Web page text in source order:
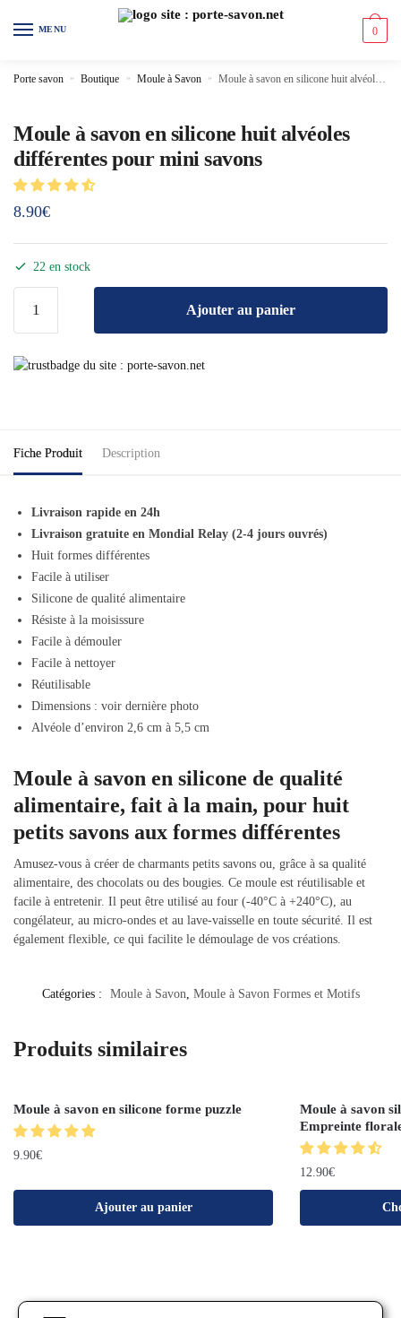
MENU 0
Porte savon » Boutique » Moule à Savon » Moule à savon en silicone huit alvéoles différentes pour mini savons
Moule à savon en silicone huit alvéoles
différentes pour mini savons
8.90€
22 en stock
Ajouter au panier
Fiche Produit Description
Livraison rapide en 24h
Livraison gratuite en Mondial Relay (2-4 jours ouvrés)
Huit formes différentes
Facile à utiliser
Silicone de qualité alimentaire
Résiste à la moisissure
Facile à démouler
Facile à nettoyer
Réutilisable
Dimensions : voir dernière photo
Alvéole d’environ 2,6 cm à 5,5 cm
Moule à savon en silicone de qualité
alimentaire, fait à la main, pour huit
petits savons aux formes différentes
Amusez-vous à créer de charmants petits savons ou, grâce à sa qualité
alimentaire, des chocolats ou des bougies. Ce moule est réutilisable et
facile à entretenir. Il peut être utilisé au four (-40°C à +240°C), au
congélateur, au micro-ondes et au lave-vaisselle en toute sécurité. Il est
également flexible, ce qui facilite le démoulage de vos créations.
Catégories : Moule à Savon Moule à Savon Formes et Motifs
Produits similaires
Moule à savon en silicone forme puzzle
9.90€
Ajouter au panier
Moule à savon
Empreinte
12.90€